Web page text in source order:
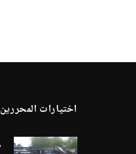
اختيارات المحررين